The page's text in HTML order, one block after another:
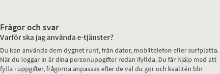
Frågor och svar
Varför ska jag använda e-tjänster?
Du kan använda dem dygnet runt, från dator, mobiltelefon eller surfplatta.
När du loggar in är dina personuppgifter redan ifyllda. Du får hjälp med att
fylla i uppgifter, frågorna anpassas efter de val du gör och kvalitén blir